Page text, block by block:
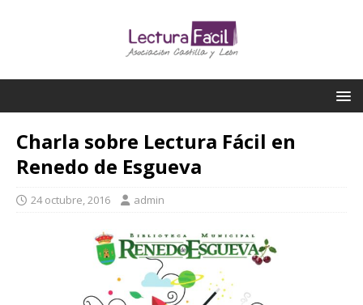
Charla sobre Lectura Fácil en
Renedo de Esgueva
24 octubre, 2016 admin